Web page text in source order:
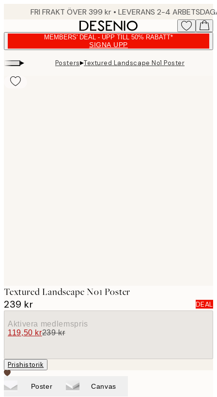
FRI FRAKT ÖVER 399 kr • LEVERANS 2-4
MEMBERS' DEAL - UPP TILL 50% RABATT*
SIGNA UPP
▸ Posters▸Textured Landscape No1 Poster
Textured Landscape No1 Poster
239 kr DEAL
Aktivera medlemspris
119,50 kr239 kr
Prishistorik
Poster Canvas